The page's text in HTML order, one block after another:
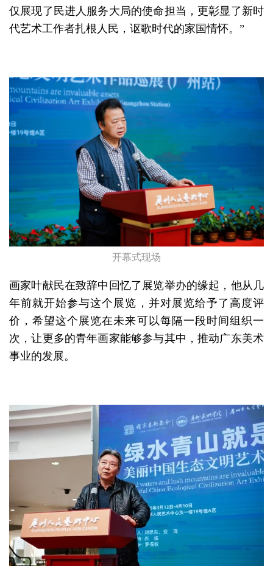
仅展现了民进人服务大局的使命担当，更彰显了新时
代艺术工作者扎根人民，讴歌时代的家国情怀。”
开幕式现场
画家叶献民在致辞中回忆了展览举办的缘起，他从几
年前就开始参与这个展览，并对展览给予了高度评
价，希望这个展览在未来可以每隔一段时间组织一
次，让更多的青年画家能够参与其中，推动广东美术
事业的发展。